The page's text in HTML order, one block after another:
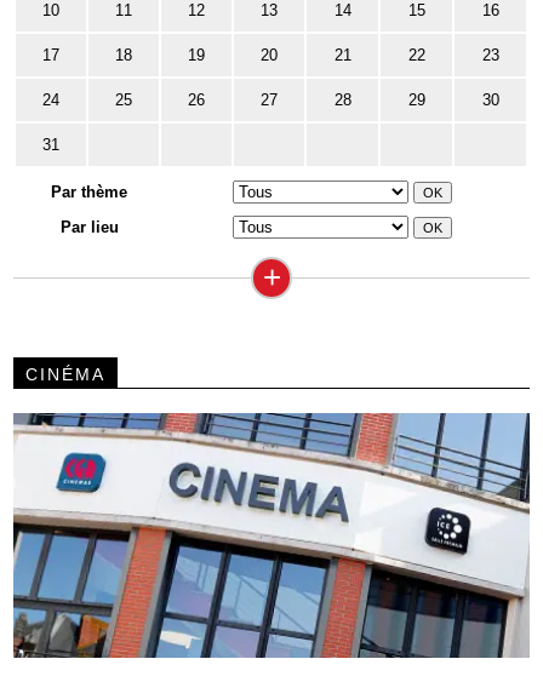
10 11 12 13 14 15 16
17 18 19 20 21 22 23
24 25 26 27 28 29 30
31
Par thème
Par lieu
+
CINÉMA